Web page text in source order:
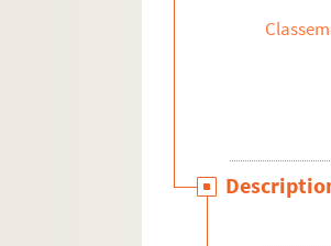
4-AFF-
4-AFF-
4-AFF-
4-AFF-
4-AFF-
4-AFF-